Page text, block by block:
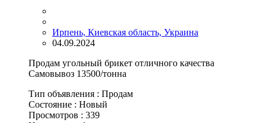
Ирпень, Киевская область, Украина
04.09.2024
Продам угольный брикет отличного качества
Самовывоз 13500/тонна
Тип объявления : Продам
Состояние : Новый
Просмотров : 339